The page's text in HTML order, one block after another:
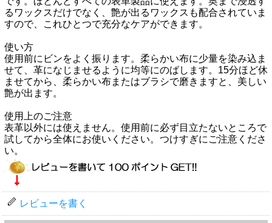
るワックスだけでなく、艶が出るワックスも配合されていま
すので、これひとつで充分なケアができます。
使い方
使用前にビンをよく振ります。柔らかい布に少量を染み込ま
せて、革になじませるように均等にのばします。15分ほど休
ませてから、柔らかい布またはブラシで磨きますと、美しい
艶が出ます。
使用上のご注意
表革以外には使えません。使用前に必ず目立たないところで
試してから全体にお使いください。つけすぎにご注意くださ
い。
レビューを書く